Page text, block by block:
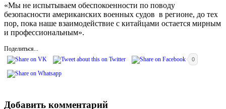
«Мы не испытываем обеспокоенности по поводу
безопасности американских военных судов в регионе, до тех
пор, пока наше взаимодействие с китайцами остается мирным
и профессиональным».
Поделиться...
0
Добавить комментарий